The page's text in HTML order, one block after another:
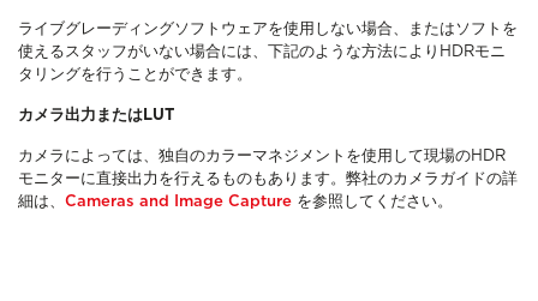
ライブグレーディングソフトウェアを使用しない場合、またはソフトを
使えるスタッフがいない場合には、下記のような方法によりHDRモニ
タリングを行うことができます。
カメラ出力またはLUT
カメラによっては、独自のカラーマネジメントを使用して現場のHDR
モニターに直接出力を行えるものもあります。弊社のカメラガイドの詳
細は、 Cameras and Image Capture を参照してください。